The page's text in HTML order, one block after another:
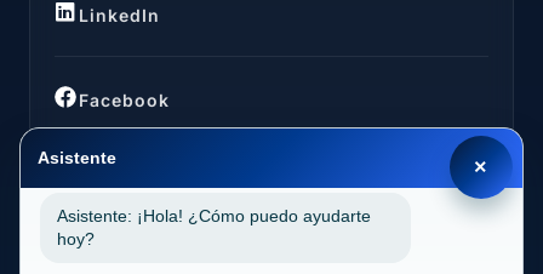
LinkedIn
Facebook
UBICACIONES
×
Asistente
Asistente: ¡Hola! ¿Cómo puedo ayudarte
hoy?